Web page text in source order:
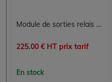
Module de sorties relais Omron C200H-OC222V - 12 sorties 2A 250VAC/24VDC
225.00 € HT prix tarif
En stock